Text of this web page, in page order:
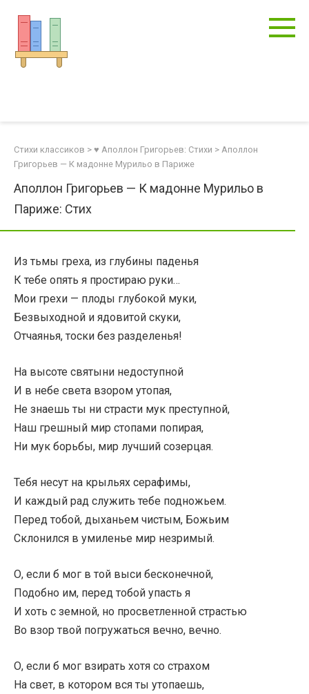
контенту
Стихи классиков > ♥ Аполлон Григорьев: Стихи > Аполлон
Григорьев — К мадонне Мурильо в Париже
Аполлон Григорьев — К мадонне Мурильо в
Париже: Стих
Из тьмы греха, из глубины паденья
К тебе опять я простираю руки…
Мои грехи — плоды глубокой муки,
Безвыходной и ядовитой скуки,
Отчаянья, тоски без разделенья!
На высоте святыни недоступной
И в небе света взором утопая,
Не знаешь ты ни страсти мук преступной,
Наш грешный мир стопами попирая,
Ни мук борьбы, мир лучший созерцая.
Тебя несут на крыльях серафимы,
И каждый рад служить тебе подножьем.
Перед тобой, дыханьем чистым, Божьим
Склонился в умиленье мир незримый.
О, если б мог в той выси бесконечной,
Подобно им, перед тобой упасть я
И хоть с земной, но просветленной страстью
Во взор твой погружаться вечно, вечно.
О, если б мог взирать хотя со страхом
На свет, в котором вся ты утопаешь,